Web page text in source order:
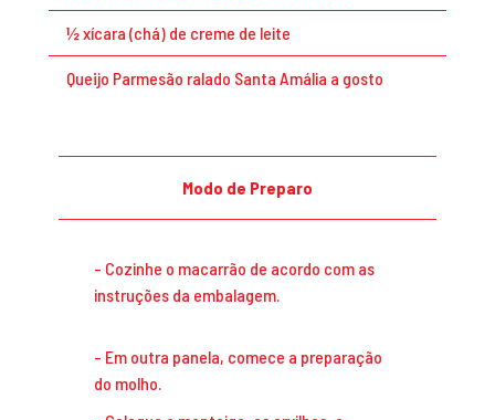
½ xícara (chá) de creme de leite
Queijo Parmesão ralado Santa Amália a gosto
Modo de Preparo
Cozinhe o macarrão de acordo com as
instruções da embalagem.
Em outra panela, comece a preparação
do molho.